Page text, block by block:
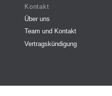
Kontakt
Über uns
Team und Kontakt
Vertragskündigung